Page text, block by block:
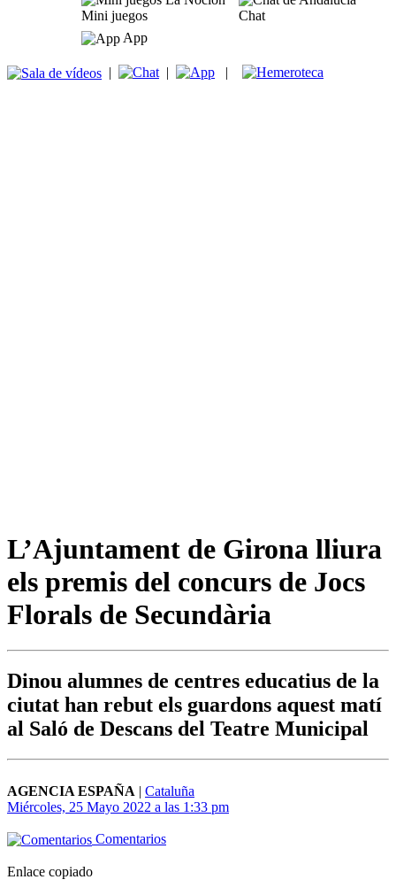
Mini juegos
Chat
App
| | |
L’Ajuntament de Girona lliura
els premis del concurs de Jocs
Florals de Secundària
Dinou alumnes de centres educatius de la
ciutat han rebut els guardons aquest matí
al Saló de Descans del Teatre Municipal
AGENCIA ESPAÑA | Cataluña
Miércoles, 25 Mayo 2022 a las 1:33 pm
Comentarios
Enlace copiado